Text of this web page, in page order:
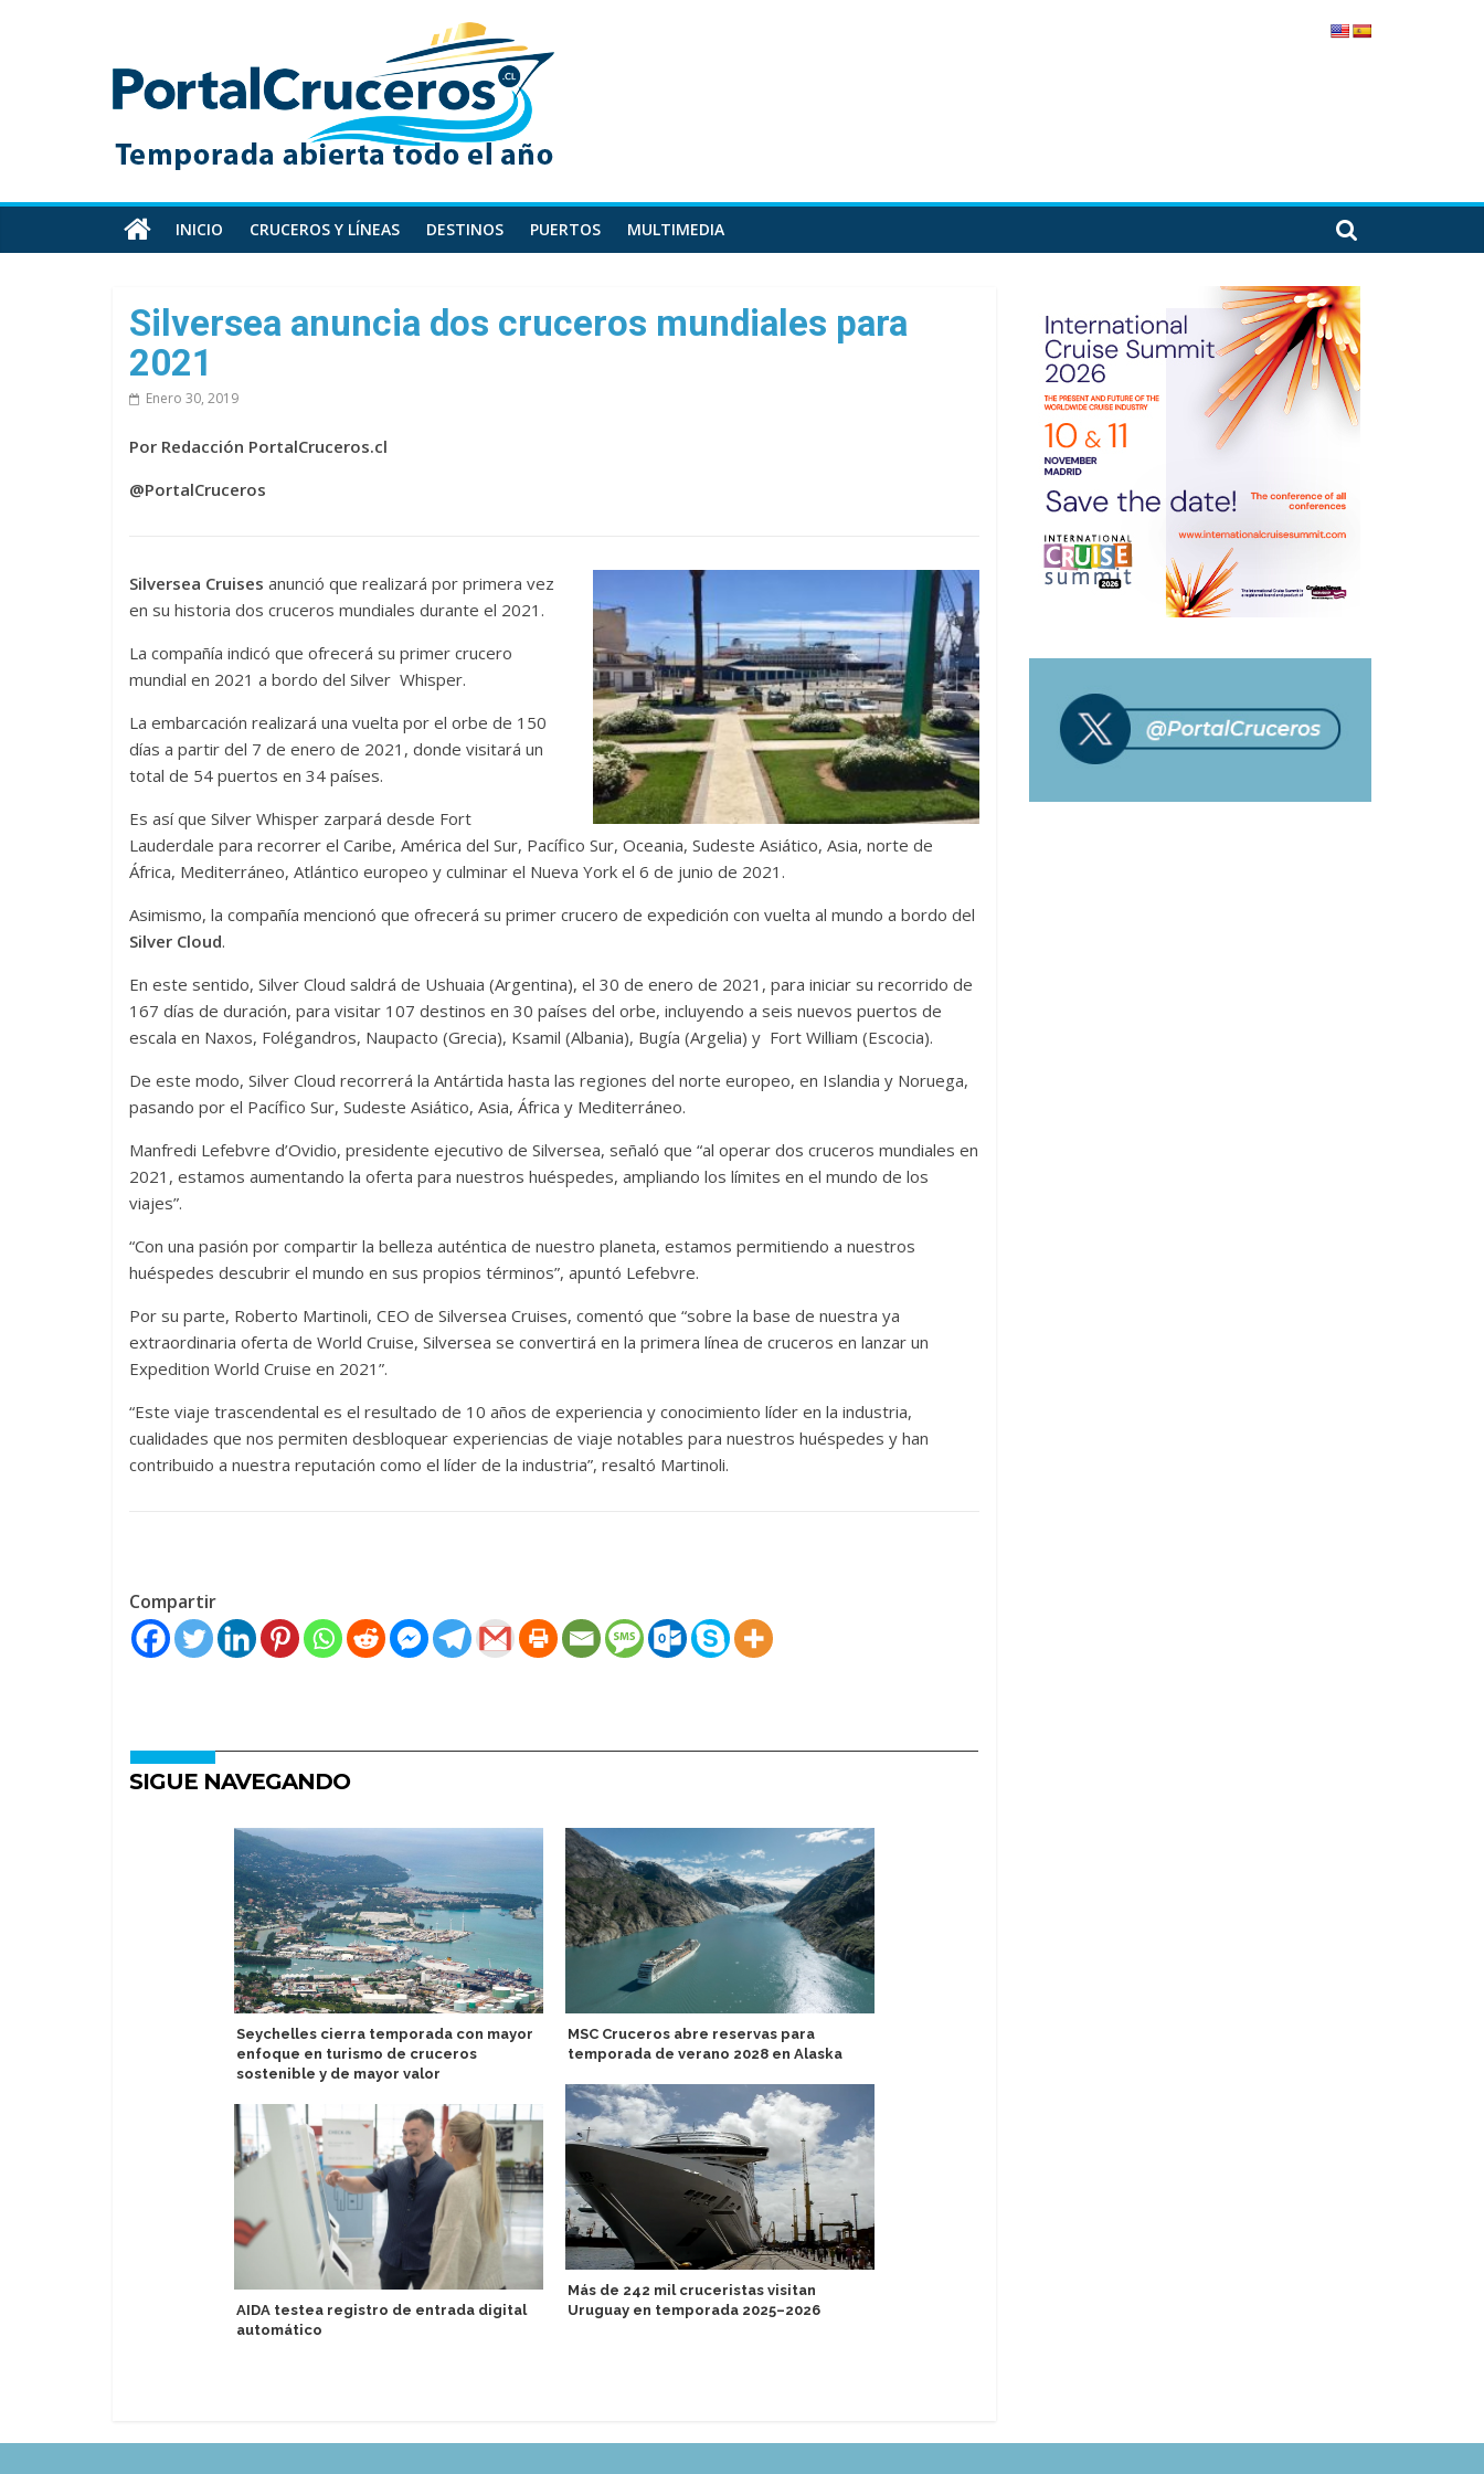
PortalCruceros
Toda
información
cruceros
en
un
sitio
INICIO CRUCEROS Y LÍNEAS DESTINOS PUERTOS MULTIMEDIA
Silversea anuncia dos cruceros mundiales para
2021
Enero 30, 2019
Por Redacción PortalCruceros.cl
@PortalCruceros
Silversea Cruises anunció que realizará por primera vez
en su historia dos cruceros mundiales durante el 2021.
La compañía indicó que ofrecerá su primer crucero
mundial en 2021 a bordo del Silver Whisper.
La embarcación realizará una vuelta por el orbe de 150
días a partir del 7 de enero de 2021, donde visitará un
total de 54 puertos en 34 países.
Es así que Silver Whisper zarpará desde Fort
Lauderdale para recorrer el Caribe, América del Sur, Pacífico Sur, Oceania, Sudeste Asiático, Asia, norte de
África, Mediterráneo, Atlántico europeo y culminar el Nueva York el 6 de junio de 2021.
Asimismo, la compañía mencionó que ofrecerá su primer crucero de expedición con vuelta al mundo a bordo del
Silver Cloud.
En este sentido, Silver Cloud saldrá de Ushuaia (Argentina), el 30 de enero de 2021, para iniciar su recorrido de
167 días de duración, para visitar 107 destinos en 30 países del orbe, incluyendo a seis nuevos puertos de
escala en Naxos, Folégandros, Naupacto (Grecia), Ksamil (Albania), Bugía (Argelia) y Fort William (Escocia).
De este modo, Silver Cloud recorrerá la Antártida hasta las regiones del norte europeo, en Islandia y Noruega,
pasando por el Pacífico Sur, Sudeste Asiático, Asia, África y Mediterráneo.
Manfredi Lefebvre d’Ovidio, presidente ejecutivo de Silversea, señaló que “al operar dos cruceros mundiales en
2021, estamos aumentando la oferta para nuestros huéspedes, ampliando los límites en el mundo de los
viajes”.
“Con una pasión por compartir la belleza auténtica de nuestro planeta, estamos permitiendo a nuestros
huéspedes descubrir el mundo en sus propios términos”, apuntó Lefebvre.
Por su parte, Roberto Martinoli, CEO de Silversea Cruises, comentó que “sobre la base de nuestra ya
extraordinaria oferta de World Cruise, Silversea se convertirá en la primera línea de cruceros en lanzar un
Expedition World Cruise en 2021”.
“Este viaje trascendental es el resultado de 10 años de experiencia y conocimiento líder en la industria,
cualidades que nos permiten desbloquear experiencias de viaje notables para nuestros huéspedes y han
contribuido a nuestra reputación como el líder de la industria”, resaltó Martinoli.
Compartir
SIGUE NAVEGANDO
Seychelles cierra temporada con mayor
enfoque en turismo de cruceros
sostenible y de mayor valor
AIDA testea registro de entrada digital
automático
MSC Cruceros abre reservas para
temporada de verano 2028 en Alaska
Más de 242 mil cruceristas visitan
Uruguay en temporada 2025–2026